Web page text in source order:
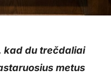
kad du trečdaliai
metus